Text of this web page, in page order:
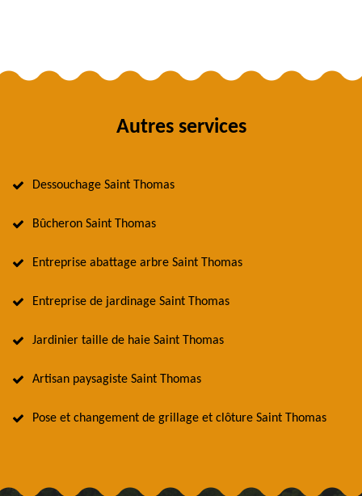
Autres services
Dessouchage Saint Thomas
Bûcheron Saint Thomas
Entreprise abattage arbre Saint Thomas
Entreprise de jardinage Saint Thomas
Jardinier taille de haie Saint Thomas
Artisan paysagiste Saint Thomas
Pose et changement de grillage et clôture Saint Thomas